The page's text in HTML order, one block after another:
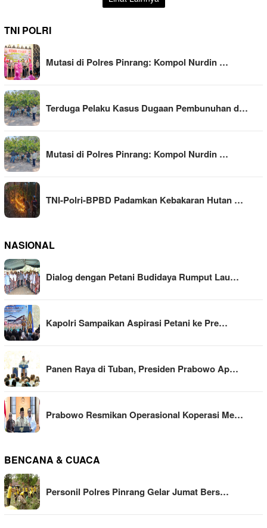
TNI POLRI
Mutasi di Polres Pinrang: Kompol Nurdin …
Terduga Pelaku Kasus Dugaan Pembunuhan d…
Mutasi di Polres Pinrang: Kompol Nurdin …
TNI-Polri-BPBD Padamkan Kebakaran Hutan …
NASIONAL
Dialog dengan Petani Budidaya Rumput Lau…
Kapolri Sampaikan Aspirasi Petani ke Pre…
Panen Raya di Tuban, Presiden Prabowo Ap…
Prabowo Resmikan Operasional Koperasi Me…
BENCANA & CUACA
Personil Polres Pinrang Gelar Jumat Bers…